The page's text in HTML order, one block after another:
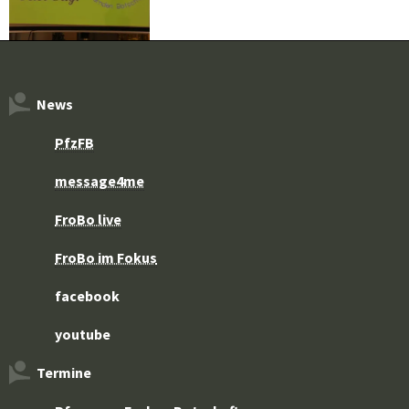
News
PfzFB
message4me
FroBo live
FroBo im Fokus
facebook
youtube
Termine